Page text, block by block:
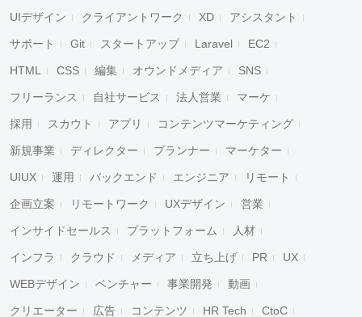
UIデザイン クライアントワーク XD アシスタント
サポート Git スタートアップ Laravel EC2
HTML CSS 編集 オウンドメディア SNS
フリーランス 自社サービス 法人営業 マーケ
採用 スカウト アプリ コンテンツマーケティング
新規事業 ディレクター プランナー マーケター
UIUX 運用 バックエンド エンジニア リモート
企画立案 リモートワーク UXデザイン 営業
インサイドセールス プラットフォーム 人材
インフラ クラウド メディア 立ち上げ PR UX
WEBデザイン ベンチャー 事業開発 動画
クリエーター 広告 コンテンツ HR Tech CtoC